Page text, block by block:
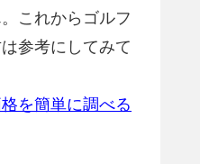
これからゴルフ
参考にしてみて
を簡単に調べる